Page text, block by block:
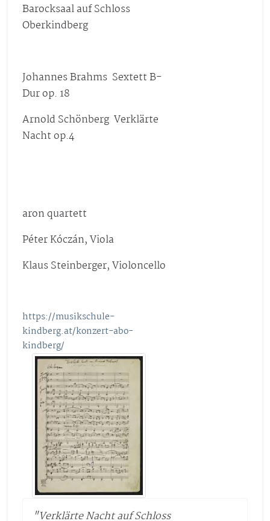
Barocksaal auf Schloss
Oberkindberg
Johannes Brahms Sextett B-
Dur op. 18
Arnold Schönberg Verklärte
Nacht op.4
aron quartett
Péter Kóczán, Viola
Klaus Steinberger, Violoncello
https://musikschule-
kindberg.at/konzert-abo-
kindberg/
"Verklärte Nacht auf Schloss